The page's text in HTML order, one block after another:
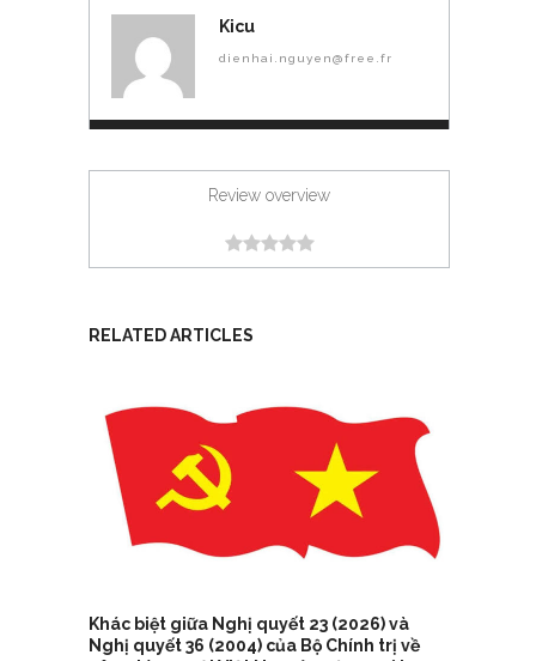
Kicu
dienhai.nguyen@free.fr
Review overview
RELATED ARTICLES
Khác biệt giữa Nghị quyết 23 (2026) và
Nghị quyết 36 (2004) của Bộ Chính trị về